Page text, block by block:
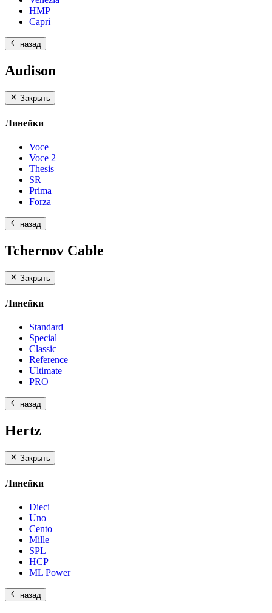
HMP
Capri
назад
Audison
Закрыть
Линейки
Voce
Voce 2
Thesis
SR
Prima
Forza
назад
Tchernov Cable
Закрыть
Линейки
Standard
Special
Classic
Reference
Ultimate
PRO
назад
Hertz
Закрыть
Линейки
Dieci
Uno
Cento
Mille
SPL
HCP
ML Power
назад